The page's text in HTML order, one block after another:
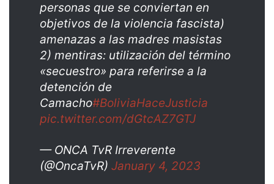
personas que se conviertan en
objetivos de la violencia fascista)
amenazas a las madres masistas
2) mentiras: utilización del término
«secuestro» para referirse a la
detención de
Camacho#BoliviaHaceJusticia
pic.twitter.com/dGtcAZ7GTJ
— ONCA TvR Irreverente
(@OncaTvR) January 4, 2023